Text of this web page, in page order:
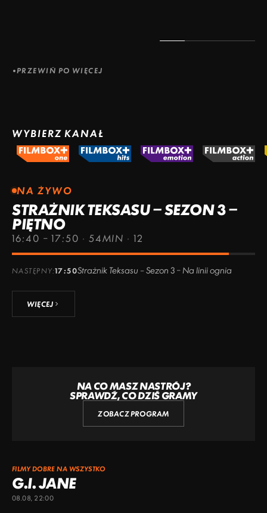
PRZEWIŃ PO WIĘCEJ
WYBIERZ KANAŁ
NA ŻYWO
STRAŻNIK TEKSASU – SEZON 3 –
PIĘTNO
16:40 – 17:50 · 54MIN ·12
NASTĘPNY:17:50Strażnik Teksasu – Sezon 3 – Na linii ognia
WIĘCEJ
NA CO MASZ NASTRÓJ?
SPRAWDŹ, CO DZIŚ GRAMY
ZOBACZ PROGRAM
FILMY DOBRE NA WSZYSTKO
G.I. JANE
08.08, 22:00